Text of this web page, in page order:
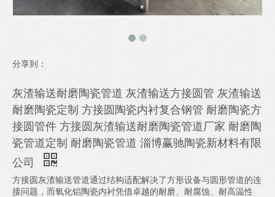
分享到：
灰渣输送耐磨陶瓷管道 灰渣输送方接圆管 灰渣输送
耐磨陶瓷定制 方接圆陶瓷内衬复合钢管 耐磨陶瓷方
接圆管件 方接圆灰渣输送耐磨陶瓷管道厂家 耐磨陶
瓷管道定制 耐磨陶瓷管道 淄博赢驰陶瓷新材料有限
公司
方接圆灰渣输送管道通过结构适配解决了方形设备与圆形管道的连
接问题，而氧化铝陶瓷内衬凭借卓越的耐磨、耐腐蚀、耐高温性